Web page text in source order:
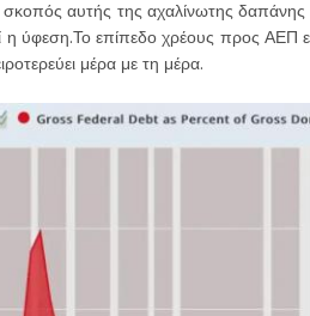
αυτής της αχαλίνωτης
η ύφεση.Το επίπεδο χρέους προς ΑΕΠ
μέρα με τη μέρα.